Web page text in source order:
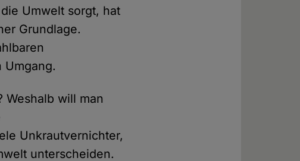
Umwelt sorgt, hat
Grundlage.
Umgang.
Weshalb will man
Unkrautvernichter,
unterscheiden.